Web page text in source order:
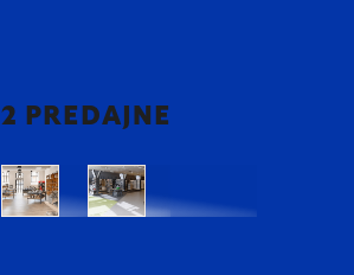
2 PREDAJNE